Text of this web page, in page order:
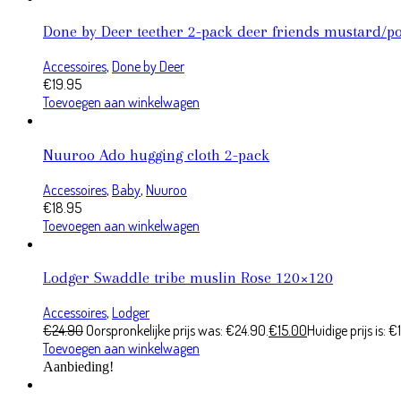
Done by Deer teether 2-pack deer friends mustard/
Accessoires, Done by Deer
€19.95
Toevoegen aan winkelwagen
Nuuroo Ado hugging cloth 2-pack
Accessoires, Baby, Nuuroo
€18.95
Toevoegen aan winkelwagen
Lodger Swaddle tribe muslin Rose 120×120
Accessoires, Lodger
€24.90Oorspronkelijke prijs was: €24.90.€15.00Huidige prijs is:
Toevoegen aan winkelwagen
Aanbieding!